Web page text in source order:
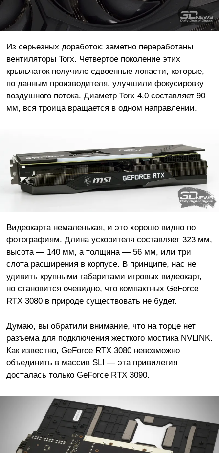
Из серьезных доработок: заметно переработаны
вентиляторы Torx. Четвертое поколение этих
крыльчаток получило сдвоенные лопасти, которые,
по данным производителя, улучшили фокусировку
воздушного потока. Диаметр Torx 4.0 составляет 90
мм, вся троица вращается в одном направлении.
Видеокарта немаленькая, и это хорошо видно по
фотографиям. Длина ускорителя составляет 323 мм,
высота — 140 мм, а толщина — 56 мм, или три
слота расширения в корпусе. В принципе, нас не
удивить крупными габаритами игровых видеокарт,
но становится очевидно, что компактных GeForce
RTX 3080 в природе существовать не будет.
Думаю, вы обратили внимание, что на торце нет
разъема для подключения жесткого мостика NVLINK.
Как известно, GeForce RTX 3080 невозможно
объединить в массив SLI — эта привилегия
досталась только GeForce RTX 3090.